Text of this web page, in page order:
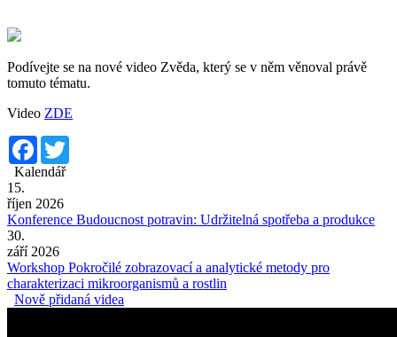
Podívejte se na nové video Zvěda, který se v něm věnoval právě
tomuto tématu.
Video ZDE
Facebook
Kalendář
15.
říjen 2026
Konference Budoucnost potravin: Udržitelná spotřeba a produkce
30.
září 2026
Workshop Pokročilé zobrazovací a analytické metody pro
charakterizaci mikroorganismů a rostlin
Nově přidaná videa